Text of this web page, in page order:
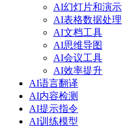
AI幻灯片和演示
AI表格数据处理
AI文档工具
AI思维导图
AI会议工具
AI效率提升
AI语言翻译
AI内容检测
AI提示指令
AI训练模型